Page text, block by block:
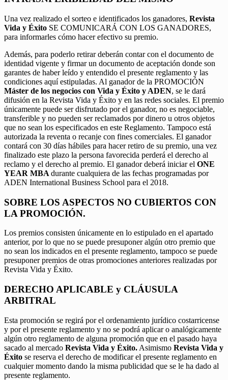
Una vez realizado el sorteo e identificados los ganadores, Revista
Vida y Éxito SE COMUNICARÁ CON LOS GANADORES,
para informarles cómo hacer efectivo su premio.
Además, para poderlo retirar deberán contar con el documento de
identidad vigente y firmar un documento de aceptación donde son
garantes de haber leído y entendido el presente reglamento y las
condiciones aquí estipuladas. Al ganador de la PROMOCIÓN
Máster de los negocios con Vida y Éxito y ADEN, se le dará
difusión en la Revista Vida y Éxito y en las redes sociales. El premio
únicamente puede ser disfrutado por el ganador, no es negociable,
transferible y no pueden ser reclamados por dinero u otros objetos
que no sean los especificados en este Reglamento. Tampoco está
autorizada la reventa o recanje con fines comerciales. El ganador
contará con 30 días hábiles para hacer retiro de su premio, una vez
finalizado este plazo la persona favorecida perderá el derecho al
reclamo y el derecho al premio. El ganador deberá iniciar el ONE
YEAR MBA durante cualquiera de las fechas programadas por
ADEN International Business School para el 2018.
SOBRE LOS ASPECTOS NO CUBIERTOS CON
LA PROMOCIÓN.
Los premios consisten únicamente en lo estipulado en el apartado
anterior, por lo que no se puede presuponer algún otro premio que
no sean los indicados en el presente reglamento, tampoco se puede
presuponer premios de otras promociones anteriores realizadas por
Revista Vida y Éxito.
DERECHO APLICABLE y CLÁUSULA
ARBITRAL
Esta promoción se regirá por el ordenamiento jurídico costarricense
y por el presente reglamento y no se podrá aplicar o analógicamente
algún otro reglamento de alguna promoción que en el pasado haya
sacado al mercado Revista Vida y Éxito. Asimismo Revista Vida y
Éxito se reserva el derecho de modificar el presente reglamento en
cualquier momento dando la misma publicidad que se le ha dado al
presente reglamento.